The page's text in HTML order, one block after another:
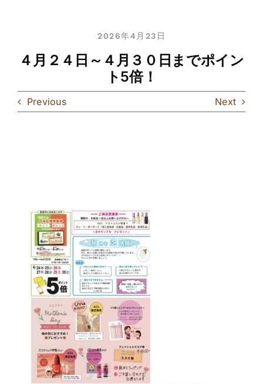
2026年4月23日
４月２４日～４月３０日までポイン
ト5倍！
Previous Next